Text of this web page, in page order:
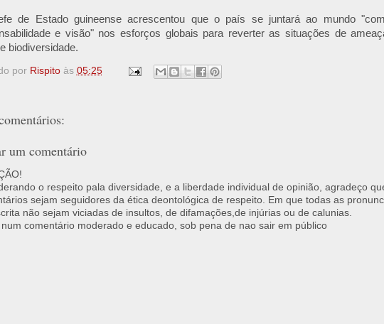
de Estado guineense acrescentou que o país se juntará ao mundo
e visão" nos esforços globais para reverter as situações de
biodiversidade.
por Rispito às 05:25
um comentário
o respeito pala diversidade, e a liberdade individual de opinião, agradeço
sejam seguidores da ética deontológica de respeito. Em que todas as
não sejam viciadas de insultos, de difamações,de injúrias ou de calunias.
num comentário moderado e educado, sob pena de nao sair em público